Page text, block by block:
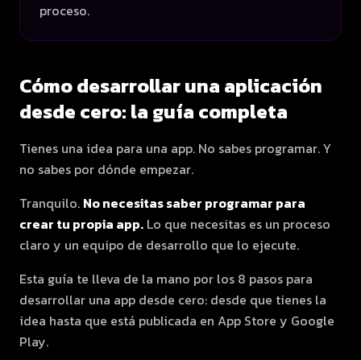
proceso.
Cómo desarrollar una aplicación
desde cero: la guía completa
Tienes una idea para una app. No sabes programar. Y
no sabes por dónde empezar.
Tranquilo. No necesitas saber programar para
crear tu propia app. Lo que necesitas es un proceso
claro y un equipo de desarrollo que lo ejecute.
Esta guía te lleva de la mano por los 8 pasos para
desarrollar una app desde cero: desde que tienes la
idea hasta que está publicada en App Store y Google
Play.